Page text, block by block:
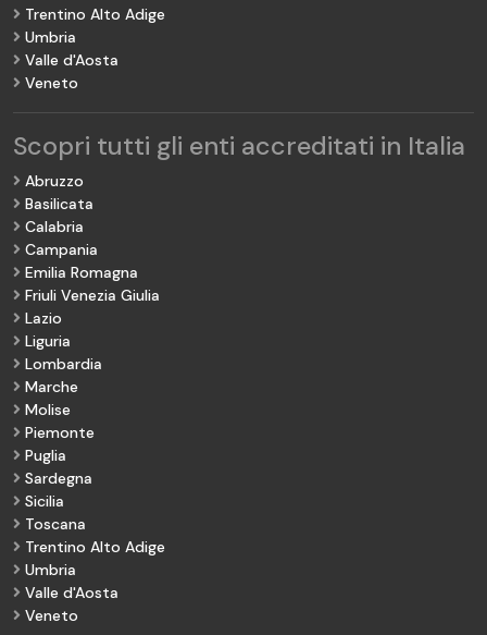
Trentino Alto Adige
Umbria
Valle d'Aosta
Veneto
Scopri tutti gli enti accreditati in Italia
Abruzzo
Basilicata
Calabria
Campania
Emilia Romagna
Friuli Venezia Giulia
Lazio
Liguria
Lombardia
Marche
Molise
Piemonte
Puglia
Sardegna
Sicilia
Toscana
Trentino Alto Adige
Umbria
Valle d'Aosta
Veneto